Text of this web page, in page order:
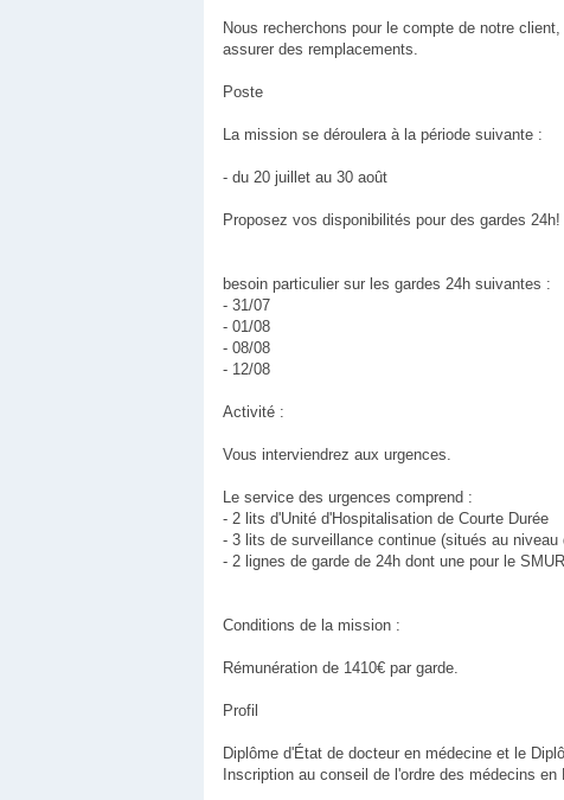
Nous recherchons pour le compte de notre
assurer des remplacements.
Poste
La mission se déroulera à la période suivante :
- du 20 juillet au 30 août
Proposez vos disponibilités pour des gardes 24h!
besoin particulier sur les gardes 24h suivantes :
- 31/07
- 01/08
- 08/08
- 12/08
Activité :
Vous interviendrez aux urgences.
Le service des urgences comprend :
- 2 lits d'Unité d'Hospitalisation de Courte Durée
- 3 lits de surveillance continue (situés au
- 2 lignes de garde de 24h dont une pour le SMUR
Conditions de la mission :
Rémunération de 1410€ par garde.
Profil
Diplôme d'État de docteur en médecine et le
Inscription au conseil de l'ordre des médecins en